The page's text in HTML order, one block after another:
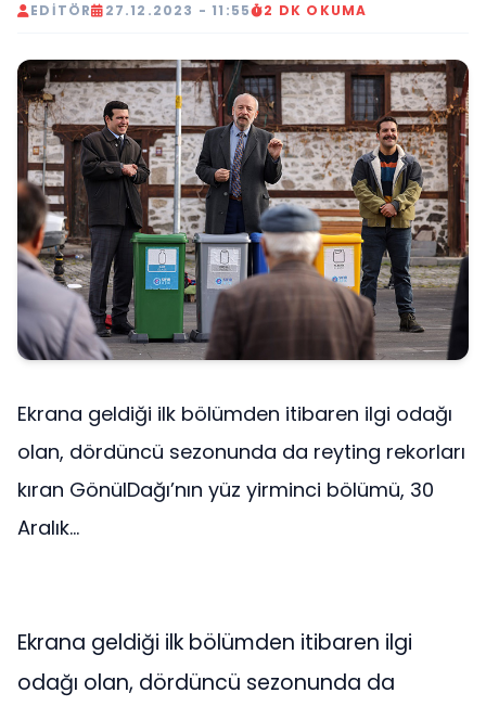
EDITÖR 27.12.2023 - 11:55 2 DK OKUMA
Ekrana geldiği ilk bölümden itibaren ilgi odağı
olan, dördüncü sezonunda da reyting rekorları
kıran GönülDağı’nın yüz yirminci bölümü, 30
Aralık...
Ekrana geldiği ilk bölümden itibaren ilgi
odağı olan, dördüncü sezonunda da